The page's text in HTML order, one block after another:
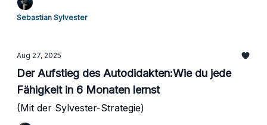
Sebastian Sylvester
Aug 27, 2025
Der Aufstieg des Autodidakten:Wie du jede
Fähigkeit in 6 Monaten lernst
(Mit der Sylvester-Strategie)